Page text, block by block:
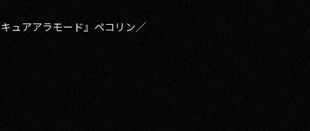
ュアアラモード』ペコリン／